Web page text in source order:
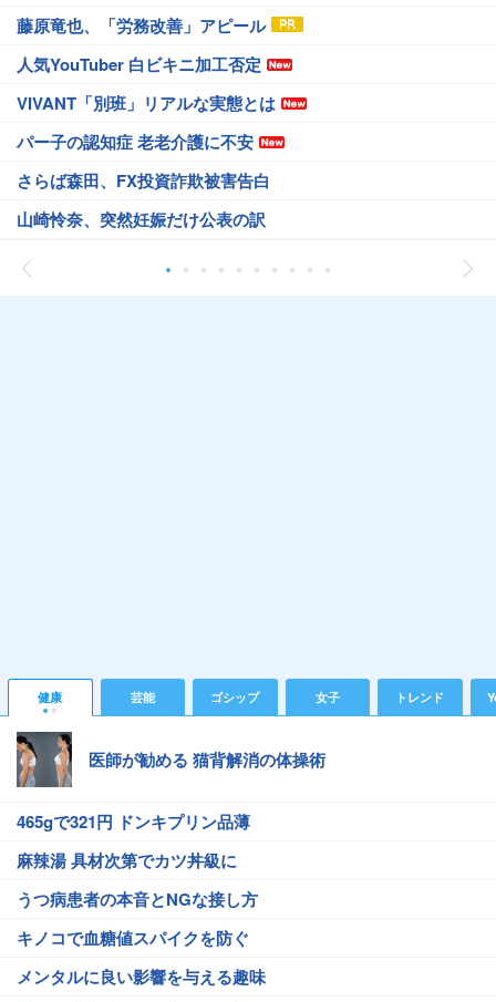
藤原竜也、「労務改善」アピール
人気YouTuber 白ビキニ加工否定
VIVANT「別班」リアルな実態とは
パー子の認知症 老老介護に不安
さらば森田、FX投資詐欺被害告白
山崎怜奈、突然妊娠だけ公表の訳
健康 芸能 ゴシップ 女子 トレンド
医師が勧める 猫背解消の体操術
465gで321円 ドンキプリン品薄
麻辣湯 具材次第でカツ丼級に
うつ病患者の本音とNGな接し方
キノコで血糖値スパイクを防ぐ
メンタルに良い影響を与える趣味